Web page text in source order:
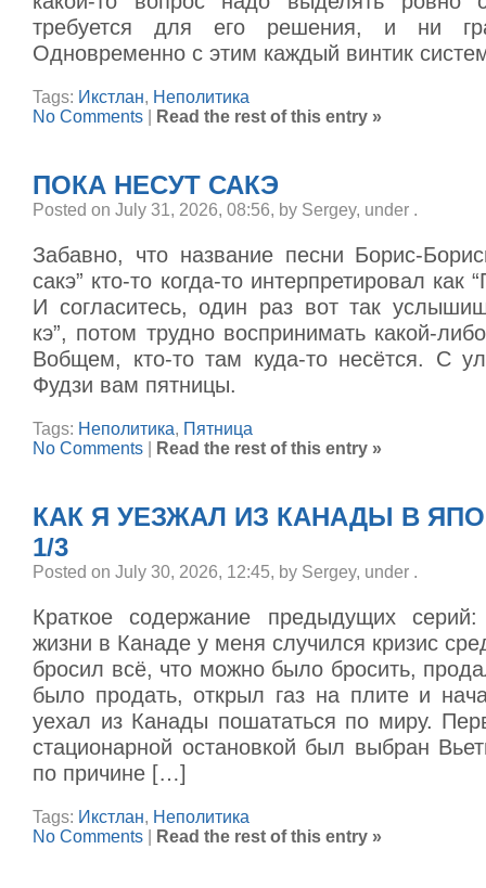
требуется для его решения, и ни
Одновременно с этим каждый винтик
Tags: Икстлан, Неполитика
No Comments
Read the rest of this entry »
ПОКА НЕСУТ САКЭ
Posted on July 31, 2026, 08:56, by Sergey, under .
Забавно, что название песни Борис-
сакэ” кто-то когда-то интерпретировал как
И согласитесь, один раз вот так
кэ”, потом трудно воспринимать какой-
Вобщем, кто-то там куда-то несётся. С
Фудзи вам пятницы.
Tags: Неполитика, Пятница
No Comments
Read the rest of this entry »
КАК Я УЕЗЖАЛ ИЗ КАНАДЫ В
1/3
Posted on July 30, 2026, 12:45, by Sergey, under .
Краткое содержание предыдущих
жизни в Канаде у меня случился кризис
бросил всё, что можно было бросить,
было продать, открыл газ на плите и
уехал из Канады пошататься по миру.
стационарной остановкой был выбран
по причине […]
Tags: Икстлан, Неполитика
No Comments
Read the rest of this entry »